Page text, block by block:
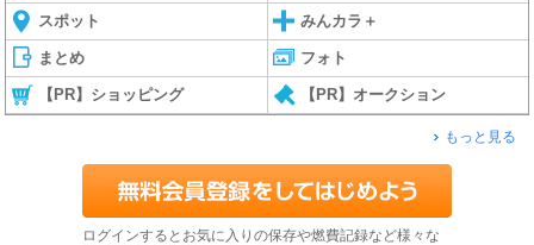
スポット みんカラ＋
まとめ フォト
【PR】ショッピング 【PR】オークション
もっと見る
ログインするとお気に入りの保存や燃費記録など様々な